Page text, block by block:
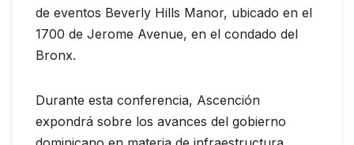
de eventos Beverly Hills Manor, ubicado en el
1700 de Jerome Avenue, en el condado del
Bronx.
Durante esta conferencia, Ascención
expondrá sobre los avances del gobierno